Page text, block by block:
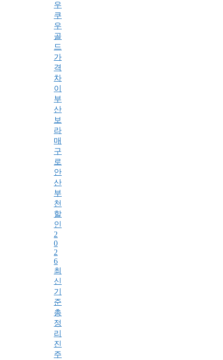
우
쿠
우
골
드
가
격
차
이
부
산
보
라
매
구
로
안
산
부
천
할
인
2
0
2
6
최
신
기
준
총
정
리
진
주